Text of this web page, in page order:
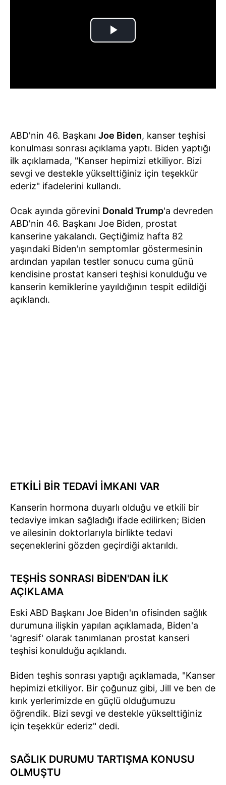
ABD'nin 46. Başkanı Joe Biden, kanser teşhisi
konulması sonrası açıklama yaptı. Biden yaptığı
ilk açıklamada, "Kanser hepimizi etkiliyor. Bizi
sevgi ve destekle yükselttiğiniz için teşekkür
ederiz" ifadelerini kullandı.
Ocak ayında görevini Donald Trump'a devreden
ABD'nin 46. Başkanı Joe Biden, prostat
kanserine yakalandı. Geçtiğimiz hafta 82
yaşındaki Biden'ın semptomlar göstermesinin
ardından yapılan testler sonucu cuma günü
kendisine prostat kanseri teşhisi konulduğu ve
kanserin kemiklerine yayıldığının tespit edildiği
açıklandı.
ETKİLİ BİR TEDAVİ İMKANI VAR
Kanserin hormona duyarlı olduğu ve etkili bir
tedaviye imkan sağladığı ifade edilirken; Biden
ve ailesinin doktorlarıyla birlikte tedavi
seçeneklerini gözden geçirdiği aktarıldı.
TEŞHİS SONRASI BİDEN'DAN İLK
AÇIKLAMA
Eski ABD Başkanı Joe Biden'ın ofisinden sağlık
durumuna ilişkin yapılan açıklamada, Biden'a
'agresif' olarak tanımlanan prostat kanseri
teşhisi konulduğu açıklandı.
Biden teşhis sonrası yaptığı açıklamada, "Kanser
hepimizi etkiliyor. Bir çoğunuz gibi, Jill ve ben de
kırık yerlerimizde en güçlü olduğumuzu
öğrendik. Bizi sevgi ve destekle yükselttiğiniz
için teşekkür ederiz" dedi.
SAĞLIK DURUMU TARTIŞMA KONUSU
OLMUŞTU